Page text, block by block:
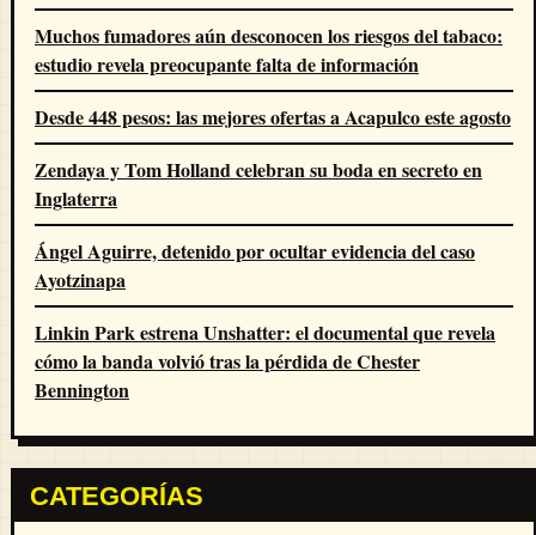
Muchos fumadores aún desconocen los riesgos del tabaco:
estudio revela preocupante falta de información
Desde 448 pesos: las mejores ofertas a Acapulco este agosto
Zendaya y Tom Holland celebran su boda en secreto en
Inglaterra
Ángel Aguirre, detenido por ocultar evidencia del caso
Ayotzinapa
Linkin Park estrena Unshatter: el documental que revela
cómo la banda volvió tras la pérdida de Chester
Bennington
CATEGORÍAS